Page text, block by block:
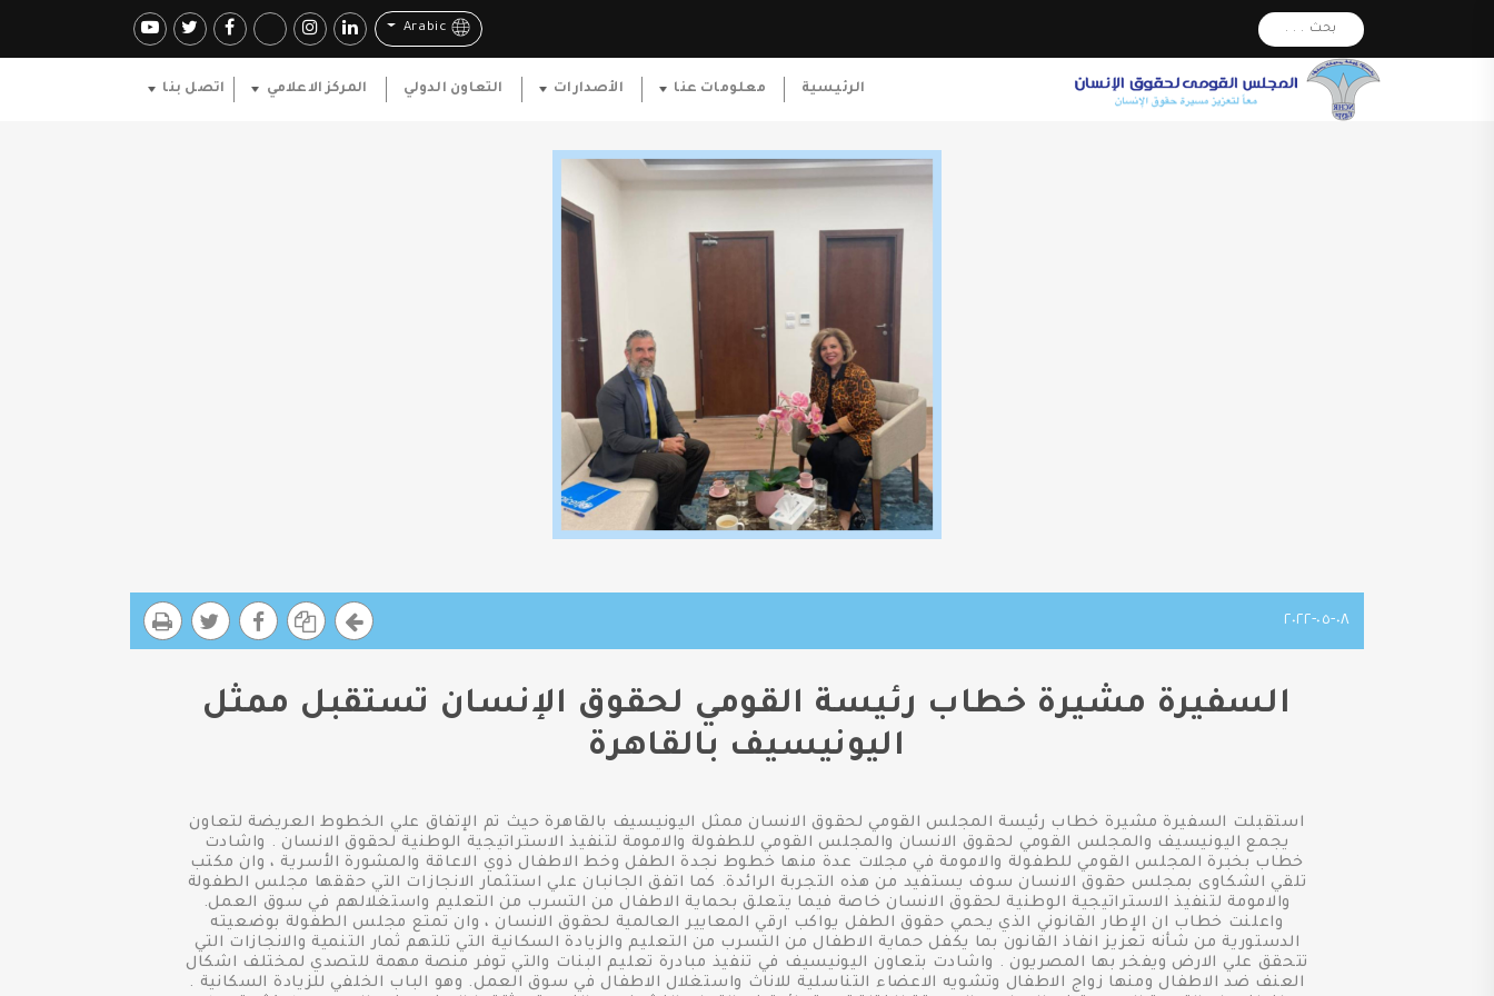
بحث . . . Arabic
الرئيسية معلومات عنا الأصدارات التعاون الدولي المركز الاعلامي اتصل بنا
٠٨-٠٥-٢٠٢٢
السفيرة مشيرة خطاب رئيسة القومي لحقوق الإنسان تستقبل ممثل
اليونيسيف بالقاهرة
استقبلت السفيرة مشيرة خطاب رئيسة المجلس القومي لحقوق الانسان ممثل اليونيسيف بالقاهرة حيث تم الإتفاق علي الخطوط العريضة لتعاون
يجمع اليونيسيف والمجلس القومي لحقوق الانسان والمجلس القومي للطفولة والامومة لتنفيذ الاستراتيجية الوطنية لحقوق الانسان . واشادت
خطاب بخبرة المجلس القومي للطفولة والامومة في مجلات عدة منها خطوط نجدة الطفل وخط الاطفال ذوي الاعاقة والمشورة الأسرية ، وان مكتب
تلقي الشكاوى بمجلس حقوق الانسان سوف يستفيد من هذه التجربة الرائدة. كما اتفق الجانبان علي استثمار الانجازات التي حققها مجلس الطفولة
والامومة لتنفيذ الاستراتيجية الوطنية لحقوق الانسان خاصة فيما يتعلق بحماية الاطفال من التسرب من التعليم واستغلالهم في سوق العمل.
واعلنت خطاب ان الإطار القانوني الذي يحمي حقوق الطفل يواكب ارقي المعايير العالمية لحقوق الانسان ، وان تمتع مجلس الطفولة بوضعيته
الدستورية من شأنه تعزيز انفاذ القانون بما يكفل حماية الاطفال من التسرب من التعليم والزيادة السكانية التي تلتهم ثمار التنمية والانجازات التي
تتحقق علي الارض ويفخر بها المصريون . واشادت بتعاون اليونيسيف في تنفيذ مبادرة تعليم البنات والتي توفر منصة مهمة للتصدي لمختلف اشكال
العنف ضد الاطفال ومنها زواج الاطفال وتشويه الاعضاء التناسلية للاناث واستغلال الاطفال في سوق العمل. وهو الباب الخلفي للزيادة السكانية .